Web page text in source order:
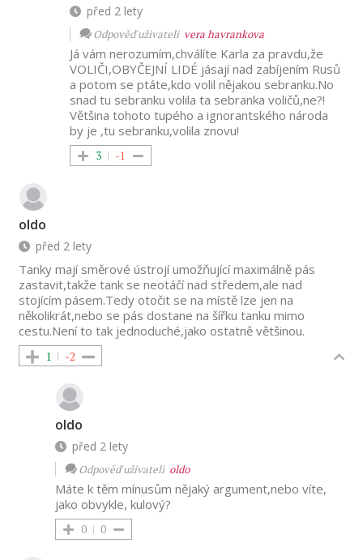
před 2 lety
Odpověď uživateli vera havrankova
Já vám nerozumím,chválíte Karla za pravdu,že
VOLIČI,OBYČEJNÍ LIDÉ jásají nad zabíjením Rusů
a potom se ptáte,kdo volil nějakou sebranku.No
snad tu sebranku volila ta sebranka voličů,ne?!
Většina tohoto tupého a ignorantského národa
by je ,tu sebranku,volila znovu!
3 -1
oldo
před 2 lety
Tanky mají směrové ústrojí umožňující maximálně pás
zastavit,takže tank se neotáčí nad středem,ale nad
stojícím pásem.Tedy otočit se na místě lze jen na
několikrát,nebo se pás dostane na šířku tanku mimo
cestu.Není to tak jednoduché,jako ostatně většinou.
1 -2
oldo
před 2 lety
Odpověď uživateli oldo
Máte k těm mínusům nějaký argument,nebo víte,
jako obvykle, kulový?
0 0